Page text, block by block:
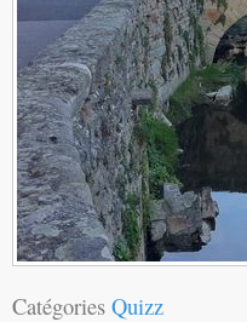
Catégories Quizz